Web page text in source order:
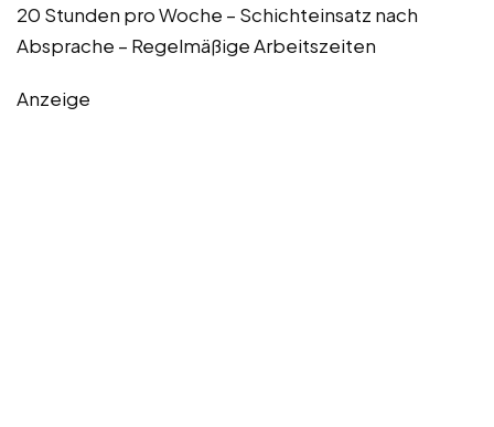
20 Stunden pro Woche – Schichteinsatz nach
Absprache – Regelmäßige Arbeitszeiten
Anzeige